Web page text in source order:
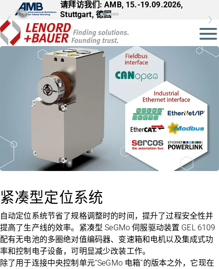
请拜访我们: AMB, 15.-19.09.2026,
Stuttgart, 德国
紧凑型定位系统
自动定位系统节省了规格调整时的时间，提升了过程安全性并
提高了生产线的效率。紧凑型 SeGMo 伺服驱动装置 GEL 6109
配有无电池的多圈绝对值编码器、变速箱和电机以及集成式功
率和控制电子设备，可明显减少改装工作。
除了用于连接中央控制单元“SeGMo 电箱”的版本之外，它现在